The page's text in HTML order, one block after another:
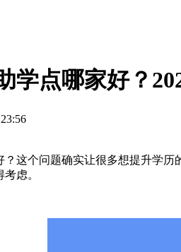
学点哪家好？
个问题确实让很多想提升学历
虑。